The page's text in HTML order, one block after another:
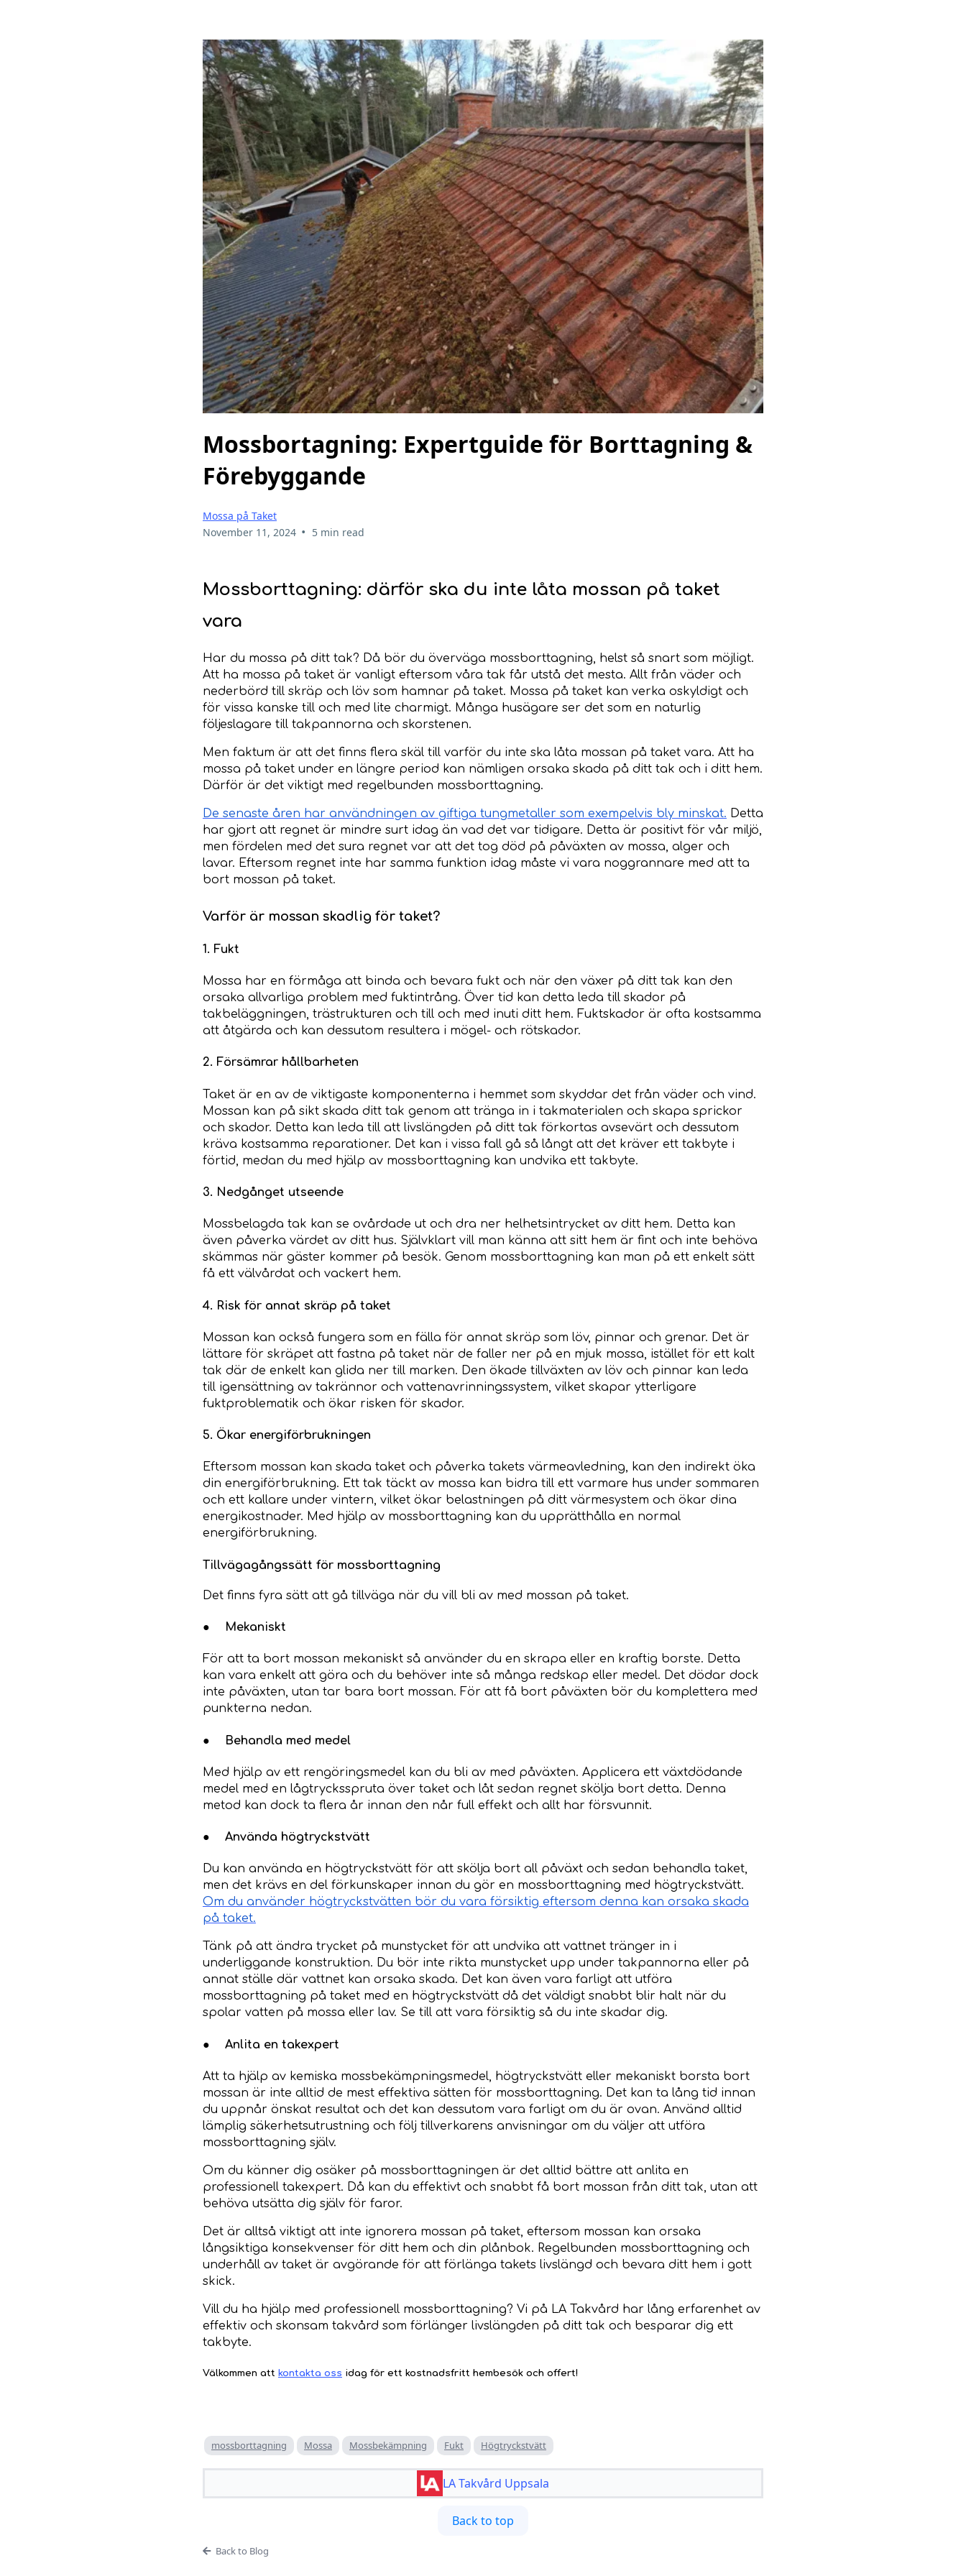
Mossbortagning: Expertguide för Borttagning &
Förebyggande
Mossa på Taket
November 11, 2024 • 5 min read
Mossborttagning: därför ska du inte låta mossan på taket
vara
Har du mossa på ditt tak? Då bör du överväga mossborttagning, helst så snart som möjligt.
Att ha mossa på taket är vanligt eftersom våra tak får utstå det mesta. Allt från väder och
nederbörd till skräp och löv som hamnar på taket. Mossa på taket kan verka oskyldigt och
för vissa kanske till och med lite charmigt. Många husägare ser det som en naturlig
följeslagare till takpannorna och skorstenen.
Men faktum är att det finns flera skäl till varför du inte ska låta mossan på taket vara. Att ha
mossa på taket under en längre period kan nämligen orsaka skada på ditt tak och i ditt hem.
Därför är det viktigt med regelbunden mossborttagning.
De senaste åren har användningen av giftiga tungmetaller som exempelvis bly minskat. Detta
har gjort att regnet är mindre surt idag än vad det var tidigare. Detta är positivt för vår miljö,
men fördelen med det sura regnet var att det tog död på påväxten av mossa, alger och
lavar. Eftersom regnet inte har samma funktion idag måste vi vara noggrannare med att ta
bort mossan på taket.
Varför är mossan skadlig för taket?
1. Fukt
Mossa har en förmåga att binda och bevara fukt och när den växer på ditt tak kan den
orsaka allvarliga problem med fuktintrång. Över tid kan detta leda till skador på
takbeläggningen, trästrukturen och till och med inuti ditt hem. Fuktskador är ofta kostsamma
att åtgärda och kan dessutom resultera i mögel- och rötskador.
2. Försämrar hållbarheten
Taket är en av de viktigaste komponenterna i hemmet som skyddar det från väder och vind.
Mossan kan på sikt skada ditt tak genom att tränga in i takmaterialen och skapa sprickor
och skador. Detta kan leda till att livslängden på ditt tak förkortas avsevärt och dessutom
kräva kostsamma reparationer. Det kan i vissa fall gå så långt att det kräver ett takbyte i
förtid, medan du med hjälp av mossborttagning kan undvika ett takbyte.
3. Nedgånget utseende
Mossbelagda tak kan se ovårdade ut och dra ner helhetsintrycket av ditt hem. Detta kan
även påverka värdet av ditt hus. Självklart vill man känna att sitt hem är fint och inte behöva
skämmas när gäster kommer på besök. Genom mossborttagning kan man på ett enkelt sätt
få ett välvårdat och vackert hem.
4. Risk för annat skräp på taket
Mossan kan också fungera som en fälla för annat skräp som löv, pinnar och grenar. Det är
lättare för skräpet att fastna på taket när de faller ner på en mjuk mossa, istället för ett kalt
tak där de enkelt kan glida ner till marken. Den ökade tillväxten av löv och pinnar kan leda
till igensättning av takrännor och vattenavrinningssystem, vilket skapar ytterligare
fuktproblematik och ökar risken för skador.
5. Ökar energiförbrukningen
Eftersom mossan kan skada taket och påverka takets värmeavledning, kan den indirekt öka
din energiförbrukning. Ett tak täckt av mossa kan bidra till ett varmare hus under sommaren
och ett kallare under vintern, vilket ökar belastningen på ditt värmesystem och ökar dina
energikostnader. Med hjälp av mossborttagning kan du upprätthålla en normal
energiförbrukning.
Tillvägagångssätt för mossborttagning
Det finns fyra sätt att gå tillväga när du vill bli av med mossan på taket.
● Mekaniskt
För att ta bort mossan mekaniskt så använder du en skrapa eller en kraftig borste. Detta
kan vara enkelt att göra och du behöver inte så många redskap eller medel. Det dödar dock
inte påväxten, utan tar bara bort mossan. För att få bort påväxten bör du komplettera med
punkterna nedan.
● Behandla med medel
Med hjälp av ett rengöringsmedel kan du bli av med påväxten. Applicera ett växtdödande
medel med en lågtrycksspruta över taket och låt sedan regnet skölja bort detta. Denna
metod kan dock ta flera år innan den når full effekt och allt har försvunnit.
● Använda högtryckstvätt
Du kan använda en högtryckstvätt för att skölja bort all påväxt och sedan behandla taket,
men det krävs en del förkunskaper innan du gör en mossborttagning med högtryckstvätt.
Om du använder högtryckstvätten bör du vara försiktig eftersom denna kan orsaka skada
på taket.
Tänk på att ändra trycket på munstycket för att undvika att vattnet tränger in i
underliggande konstruktion. Du bör inte rikta munstycket upp under takpannorna eller på
annat ställe där vattnet kan orsaka skada. Det kan även vara farligt att utföra
mossborttagning på taket med en högtryckstvätt då det väldigt snabbt blir halt när du
spolar vatten på mossa eller lav. Se till att vara försiktig så du inte skadar dig.
● Anlita en takexpert
Att ta hjälp av kemiska mossbekämpningsmedel, högtryckstvätt eller mekaniskt borsta bort
mossan är inte alltid de mest effektiva sätten för mossborttagning. Det kan ta lång tid innan
du uppnår önskat resultat och det kan dessutom vara farligt om du är ovan. Använd alltid
lämplig säkerhetsutrustning och följ tillverkarens anvisningar om du väljer att utföra
mossborttagning själv.
Om du känner dig osäker på mossborttagningen är det alltid bättre att anlita en
professionell takexpert. Då kan du effektivt och snabbt få bort mossan från ditt tak, utan att
behöva utsätta dig själv för faror.
Det är alltså viktigt att inte ignorera mossan på taket, eftersom mossan kan orsaka
långsiktiga konsekvenser för ditt hem och din plånbok. Regelbunden mossborttagning och
underhåll av taket är avgörande för att förlänga takets livslängd och bevara ditt hem i gott
skick.
Vill du ha hjälp med professionell mossborttagning? Vi på LA Takvård har lång erfarenhet av
effektiv och skonsam takvård som förlänger livslängden på ditt tak och besparar dig ett
takbyte.
Välkommen att kontakta oss idag för ett kostnadsfritt hembesök och offert!
mossborttagning Mossa Mossbekämpning Fukt Högtryckstvätt
LA Takvård Uppsala
Back to top
Back to Blog